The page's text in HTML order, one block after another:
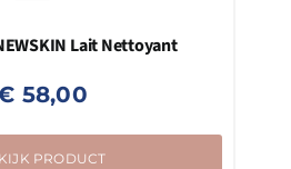
Lait Nettoyant
58,00
PRODUCT